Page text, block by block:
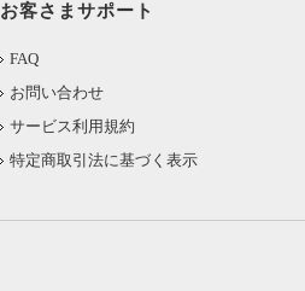
お客さまサポート
FAQ
お問い合わせ
サービス利用規約
特定商取引法に基づく表示